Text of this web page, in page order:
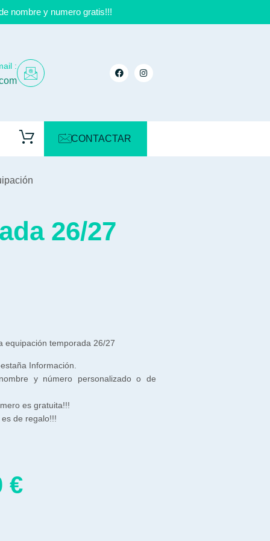
nombre y numero gratis!!!
:
CONTACTAR
26/27
equipación temporada 26/27
Información.
y número personalizado o de
es gratuita!!!
de regalo!!!
€